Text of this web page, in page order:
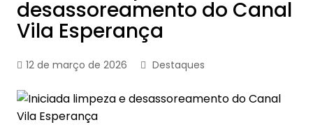
desassoreamento do Canal
Vila Esperança
12 de março de 2026 Destaques